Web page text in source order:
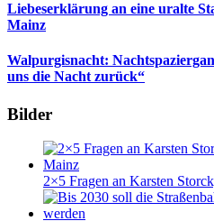
Liebeserklärung an eine uralte
Mainz
Walpurgisnacht:
uns die Nacht zurück“
Bilder
2×5 Fragen an Karsten